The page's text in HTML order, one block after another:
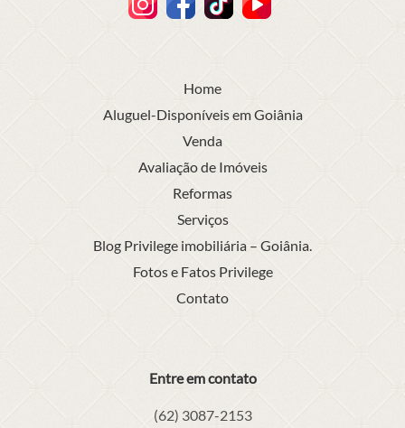
Home
Aluguel-Disponíveis em Goiânia
Venda
Avaliação de Imóveis
Reformas
Serviços
Blog Privilege imobiliária – Goiânia.
Fotos e Fatos Privilege
Contato
Entre em contato
(62) 3087-2153